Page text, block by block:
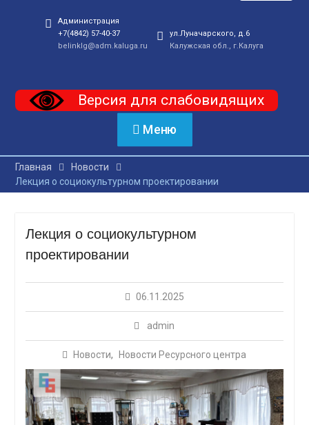
Администрация
+7(4842) 57-40-37
belinklg@adm.kaluga.ru
ул.Луначарского, д.6
Калужская обл., г.Калуга
Версия для слабовидящих
Меню
Главная
Новости
Лекция о социокультурном проектировании
Лекция о социокультурном
проектировании
06.11.2025
admin
Новости, Новости Ресурсного центра